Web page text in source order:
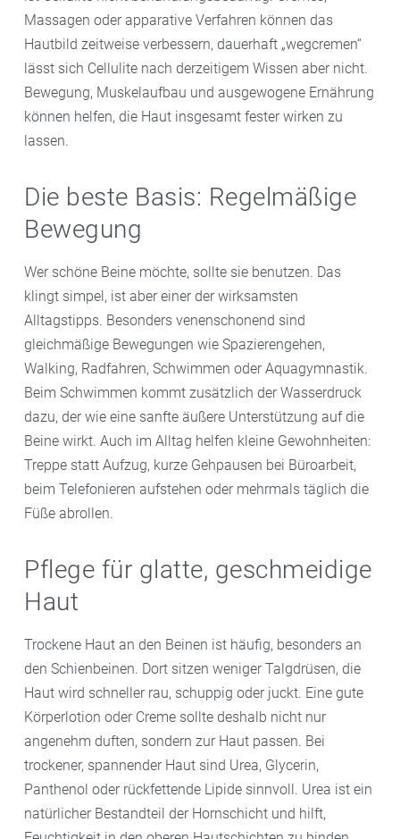
Massagen oder apparative Verfahren können das
Hautbild zeitweise verbessern, dauerhaft „wegcremen“
lässt sich Cellulite nach derzeitigem Wissen aber nicht.
Bewegung, Muskelaufbau und ausgewogene Ernährung
können helfen, die Haut insgesamt fester wirken zu
lassen.
Die beste Basis: Regelmäßige
Bewegung
Wer schöne Beine möchte, sollte sie benutzen. Das
klingt simpel, ist aber einer der wirksamsten
Alltagstipps. Besonders venenschonend sind
gleichmäßige Bewegungen wie Spazierengehen,
Walking, Radfahren, Schwimmen oder Aquagymnastik.
Beim Schwimmen kommt zusätzlich der Wasserdruck
dazu, der wie eine sanfte äußere Unterstützung auf die
Beine wirkt. Auch im Alltag helfen kleine Gewohnheiten:
Treppe statt Aufzug, kurze Gehpausen bei Büroarbeit,
beim Telefonieren aufstehen oder mehrmals täglich die
Füße abrollen.
Pflege für glatte, geschmeidige
Haut
Trockene Haut an den Beinen ist häufig, besonders an
den Schienbeinen. Dort sitzen weniger Talgdrüsen, die
Haut wird schneller rau, schuppig oder juckt. Eine gute
Körperlotion oder Creme sollte deshalb nicht nur
angenehm duften, sondern zur Haut passen. Bei
trockener, spannender Haut sind Urea, Glycerin,
Panthenol oder rückfettende Lipide sinnvoll. Urea ist ein
natürlicher Bestandteil der Hornschicht und hilft,